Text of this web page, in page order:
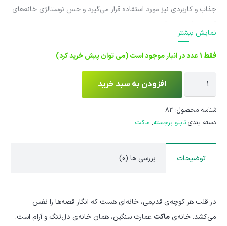
جذاب و کاربردی نیز مورد استفاده قرار می‌گیرد و حس نوستالژی خانه‌های
نمایش بیشتر
فقط 1 عدد در انبار موجود است (می توان پیش خرید کرد)
ماکت
دیواری
عمارت
سنگین،
کلیدی
خواب
عدد
افزودن به سبد خرید
شناسه محصول: 83
دسته بندی:تابلو برجسته, ماکت
توضیحات بررسی ها (0)
در قلب هر کوچه‌ی قدیمی، خانه‌ای هست که انگار قصه‌ها را نفس
می‌کشد. خانه‌ی ماکت عمارت سنگین، همان خانه‌ی دل‌تنگ و آرام است.